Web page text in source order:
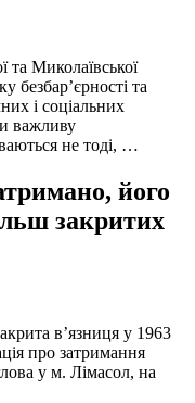
та Миколаївської
безбар’єрності та
і соціальних
важливу
не тоді, …
його
закритих
в’язниця у 1963
про затримання
у м. Лімасол, на